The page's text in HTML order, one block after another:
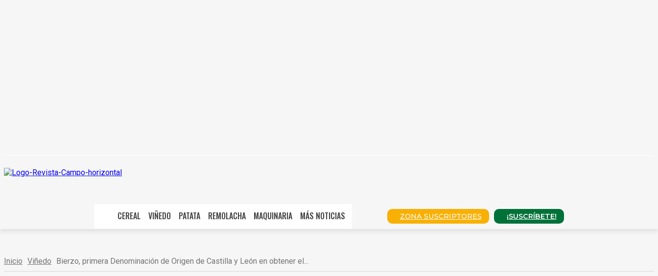
CEREAL VIÑEDO PATATA REMOLACHA MAQUINARIA MÁS NOTICIAS ZONA SUSCRIPTORES ¡SUSCRÍBETE!
Inicio Viñedo Bierzo, primera Denominación de Origen de Castilla y León en obtener el...